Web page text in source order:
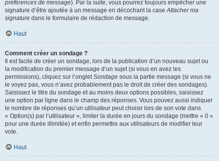
préférences de message). Par la suite, vous pourrez toujours empêcher une
signature d’être ajoutée à un message en décochant la caseAttacher ma
signature dans le formulaire de rédaction de message.
Haut
Comment créer un sondage ?
Il est facile de créer un sondage, lors de la publication d’un nouveau sujet ou
la modification du premier message d’un sujet (si vous en avez les
permissions), cliquez sur l’ongletSondage sous la partie message (si vous ne
le voyez pas, vous n’avez probablement pas le droit de créer des sondages).
Saisissez le titre du sondage et au moins deux options possibles, saisissez
une option par ligne dans le champ des réponses. Vous pouvez aussi indiquer
le nombre de réponses qu’un utilisateur peut choisir lors de son vote dans
« Option(s) par l’utilisateur », limiter la durée en jours du sondage (mettre « 0 »
pour une durée illimitée) et enfin permettre aux utilisateurs de modifier leur
vote.
Haut